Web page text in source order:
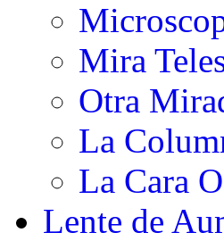
Mira
Otra
La
La Cara
Lente de